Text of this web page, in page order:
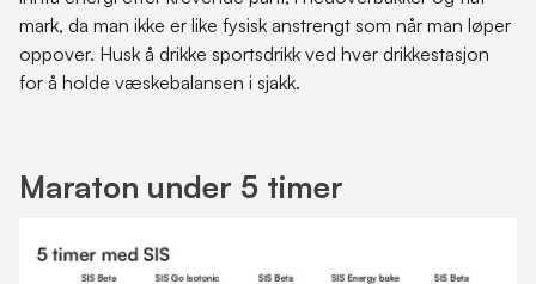
mark, da man ikke er like fysisk anstrengt som når man løper
oppover. Husk å drikke sportsdrikk ved hver drikkestasjon
for å holde væskebalansen i sjakk.
Maraton under 5 timer